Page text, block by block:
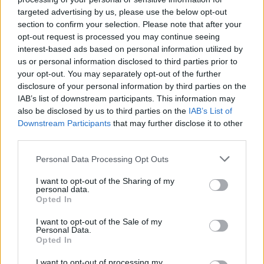
targeted advertising by us, please use the below opt-out
section to confirm your selection. Please note that after your
opt-out request is processed you may continue seeing
interest-based ads based on personal information utilized by
us or personal information disclosed to third parties prior to
your opt-out. You may separately opt-out of the further
disclosure of your personal information by third parties on the
IAB’s list of downstream participants. This information may
also be disclosed by us to third parties on the IAB’s List of
Downstream Participants that may further disclose it to other
Personal Data Processing Opt Outs
I want to opt-out of the Sharing of my
personal data.
Opted In
I want to opt-out of the Sale of my
Personal Data.
Opted In
atspalvių“ – sunkiai įsivaizduojami be to
paties pagrindinio vaidmens atlikėjo 32 metų
Šiaurės Airijos pažibos J.Dornano.
Žmona sukėlė apkalbas
Neseniai vykusioje „Oskarų" teikimo
J.Dornanas sukėlė apkalbų audrą.
Išvydusios aktoriaus kūną seksualiojoje
juostoje daugelis moterų neslėpė nusivylimo,
kad šis saldainiukas – laimingai vedęs.